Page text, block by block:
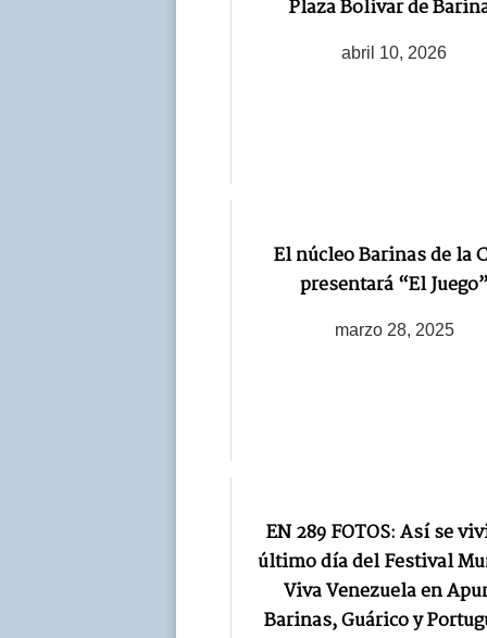
Plaza Bolívar de
abril 10, 2026
El núcleo Barinas de la
presentará “El
marzo 28, 2025
EN 289 FOTOS: Así se
último día del Festival
Viva Venezuela en
Barinas, Guárico y